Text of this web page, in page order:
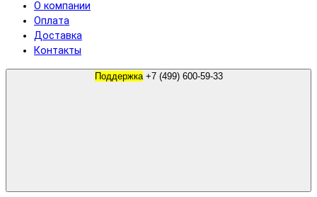
О компании
Оплата
Доставка
Контакты
Поддержка +7 (499) 600-59-33